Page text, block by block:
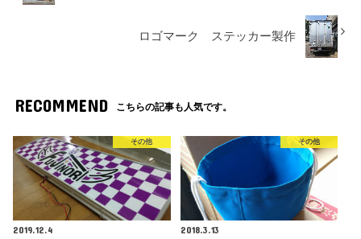
ロゴマーク ステッカー製作
RECOMMEND こちらの記事も人気です。
その他
2019.12.4
その他
2018.3.13